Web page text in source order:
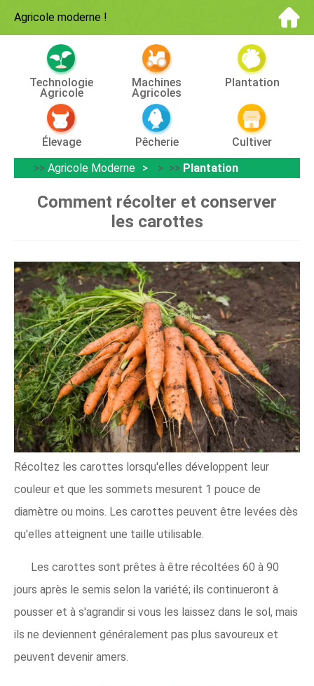
Agricole moderne !
Technologie
Agricole
Machines
Agricoles
Plantation
Élevage Pêcherie
Cultiver
>> Agricole Moderne > >> Plantation
Comment récolter et conserver
les carottes
Récoltez les carottes lorsqu'elles développent leur
couleur et que les sommets mesurent 1 pouce de
diamètre ou moins. Les carottes peuvent être levées dès
qu'elles atteignent une taille utilisable.
Les carottes sont prêtes à être récoltées 60 à 90
jours après le semis selon la variété; ils continueront à
pousser et à s'agrandir si vous les laissez dans le sol, mais
ils ne deviennent généralement pas plus savoureux et
peuvent devenir amers.